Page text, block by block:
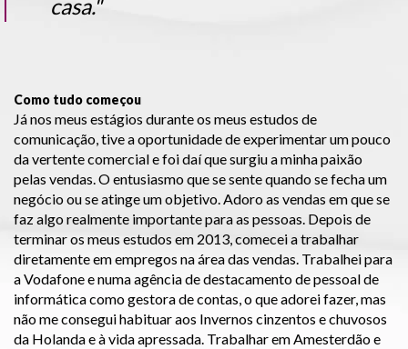
casa."
Como tudo começou
Já nos meus estágios durante os meus estudos de
comunicação, tive a oportunidade de experimentar um pouco
da vertente comercial e foi daí que surgiu a minha paixão
pelas vendas. O entusiasmo que se sente quando se fecha um
negócio ou se atinge um objetivo. Adoro as vendas em que se
faz algo realmente importante para as pessoas. Depois de
terminar os meus estudos em 2013, comecei a trabalhar
diretamente em empregos na área das vendas. Trabalhei para
a Vodafone e numa agência de destacamento de pessoal de
informática como gestora de contas, o que adorei fazer, mas
não me consegui habituar aos Invernos cinzentos e chuvosos
da Holanda e à vida apressada. Trabalhar em Amesterdão e